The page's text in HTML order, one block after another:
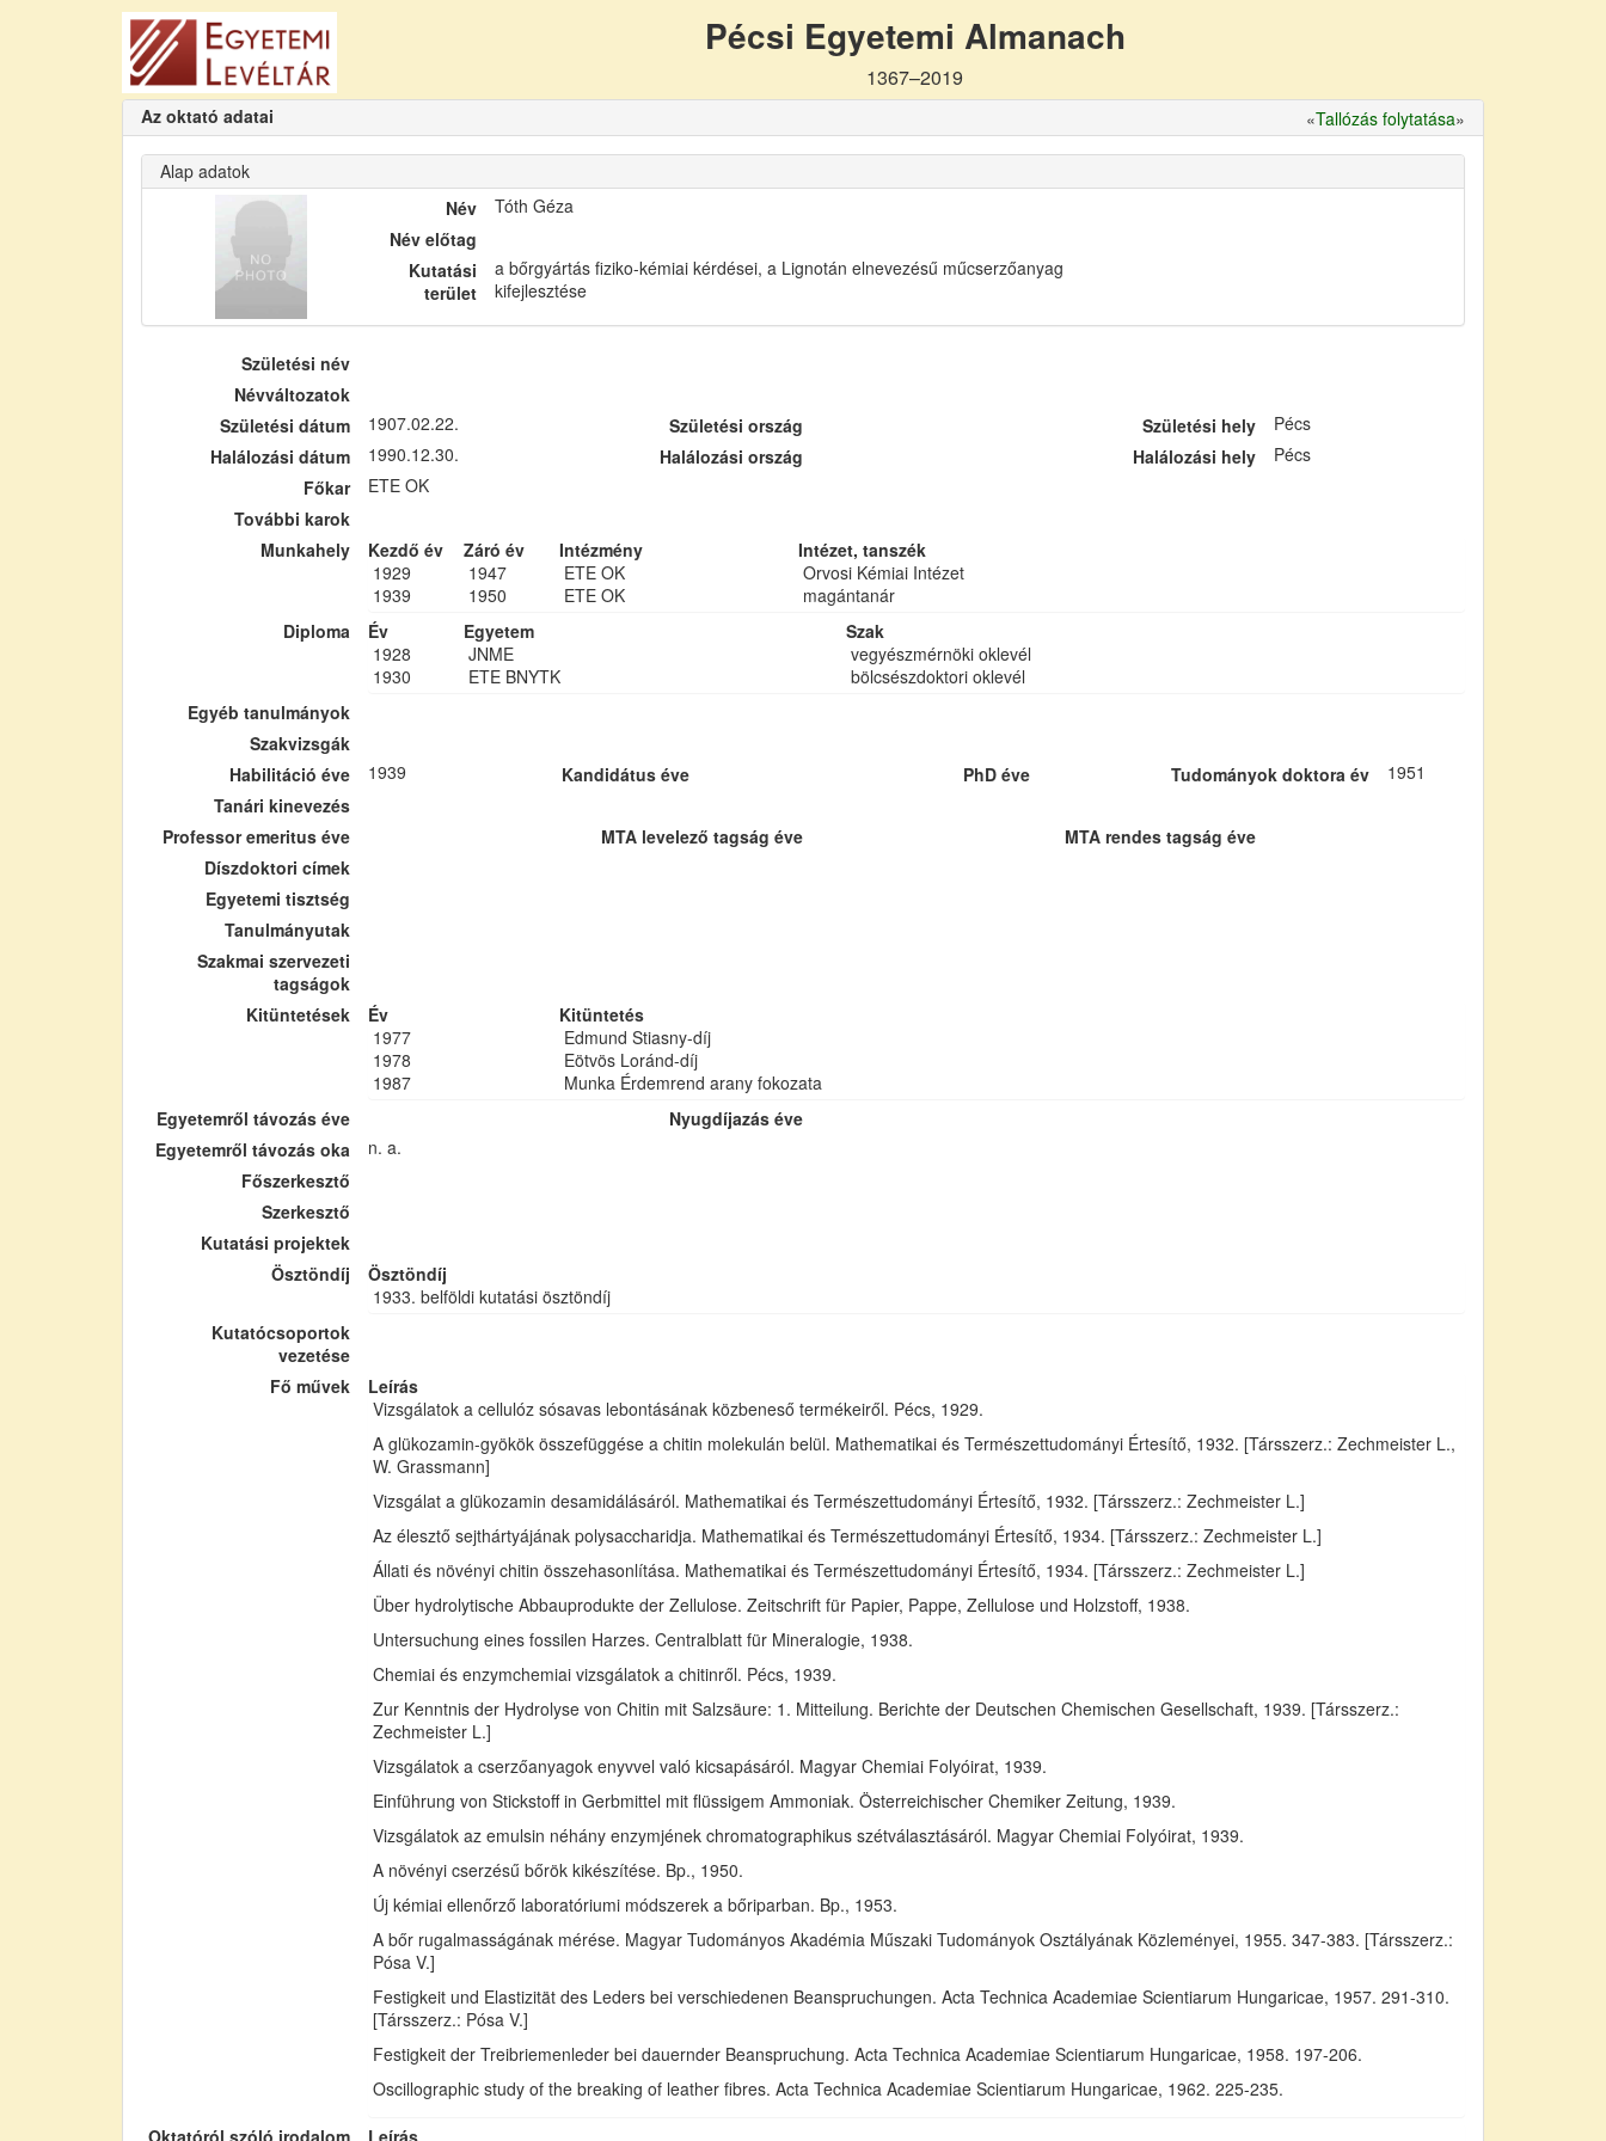
Pécsi Egyetemi Almanach
1367–2019
Az oktató adatai «Tallózás folytatása»
Alap adatok
Név
Tóth Géza
Név előtag
Kutatási
terület
a bőrgyártás fiziko-kémiai kérdései, a Lignotán elnevezésű műcserzőanyag
kifejlesztése
Születési név
Névváltozatok
Születési dátum
1907.02.22. Születési ország Születési hely
Pécs
Halálozási dátum
1990.12.30. Halálozási ország Halálozási hely
Pécs
Főkar
ETE OK
További karok
Munkahely
Kezdő év Záró év Intézmény
Intézet, tanszék
1929
1947 ETE OK
Orvosi Kémiai Intézet
1939
1950 ETE OK
magántanár
Diploma
Év Egyetem
Szak
1928
JNME
vegyészmérnöki oklevél
1930
ETE BNYTK
bölcsészdoktori oklevél
Egyéb tanulmányok
Szakvizsgák
Habilitáció éve
1939 Kandidátus éve PhD éve Tudományok doktora év
1951
Tanári kinevezés
Professor emeritus éve
MTA levelező tagság éve
MTA rendes tagság éve
Díszdoktori címek
Egyetemi tisztség
Tanulmányutak
Szakmai szervezeti
tagságok
Kitüntetések
Év
Kitüntetés
1977
Edmund Stiasny-díj
1978
Eötvös Loránd-díj
1987
Munka Érdemrend arany fokozata
Egyetemről távozás éve
Nyugdíjazás éve
Egyetemről távozás oka
n. a.
Főszerkesztő
Szerkesztő
Kutatási projektek
Ösztöndíj
Ösztöndíj
1933. belföldi kutatási ösztöndíj
Kutatócsoportok
vezetése
Fő művek
Leírás
Vizsgálatok a cellulóz sósavas lebontásának közbeneső termékeiről. Pécs, 1929.
A glükozamin-gyökök összefüggése a chitin molekulán belül. Mathematikai és Természettudományi Értesítő, 1932. [Társszerz.: Zechmeister L.,
W. Grassmann]
Vizsgálat a glükozamin desamidálásáról. Mathematikai és Természettudományi Értesítő, 1932. [Társszerz.: Zechmeister L.]
Az élesztő sejthártyájának polysaccharidja. Mathematikai és Természettudományi Értesítő, 1934. [Társszerz.: Zechmeister L.]
Állati és növényi chitin összehasonlítása. Mathematikai és Természettudományi Értesítő, 1934. [Társszerz.: Zechmeister L.]
Über hydrolytische Abbauprodukte der Zellulose. Zeitschrift für Papier, Pappe, Zellulose und Holzstoff, 1938.
Untersuchung eines fossilen Harzes. Centralblatt für Mineralogie, 1938.
Chemiai és enzymchemiai vizsgálatok a chitinről. Pécs, 1939.
Zur Kenntnis der Hydrolyse von Chitin mit Salzsäure: 1. Mitteilung. Berichte der Deutschen Chemischen Gesellschaft, 1939. [Társszerz.:
Zechmeister L.]
Vizsgálatok a cserzőanyagok enyvvel való kicsapásáról. Magyar Chemiai Folyóirat, 1939.
Einführung von Stickstoff in Gerbmittel mit flüssigem Ammoniak. Österreichischer Chemiker Zeitung, 1939.
Vizsgálatok az emulsin néhány enzymjének chromatographikus szétválasztásáról. Magyar Chemiai Folyóirat, 1939.
A növényi cserzésű bőrök kikészítése. Bp., 1950.
Új kémiai ellenőrző laboratóriumi módszerek a bőriparban. Bp., 1953.
A bőr rugalmasságának mérése. Magyar Tudományos Akadémia Műszaki Tudományok Osztályának Közleményei, 1955. 347-383. [Társszerz.:
Pósa V.]
Festigkeit und Elastizität des Leders bei verschiedenen Beanspruchungen. Acta Technica Academiae Scientiarum Hungaricae, 1957. 291-310.
[Társszerz.: Pósa V.]
Festigkeit der Treibriemenleder bei dauernder Beanspruchung. Acta Technica Academiae Scientiarum Hungaricae, 1958. 197-206.
Oscillographic study of the breaking of leather fibres. Acta Technica Academiae Scientiarum Hungaricae, 1962. 225-235.